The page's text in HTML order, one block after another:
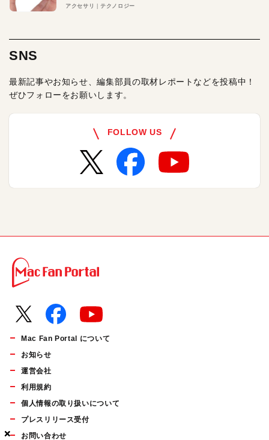
×
×
×
アクセサリ テクノロジー
SNS
最新記事やお知らせ、編集部員の取材レポートなどを投稿中！
ぜひフォローをお願いします。
FOLLOW US
Mac Fan Portal について
お知らせ
運営会社
利用規約
個人情報の取り扱いについて
プレスリリース受付
お問い合わせ